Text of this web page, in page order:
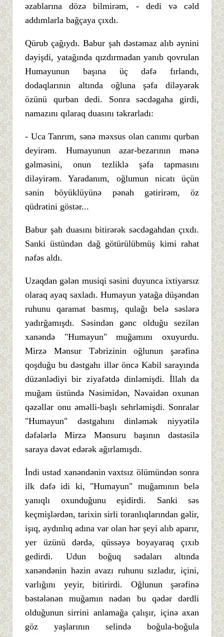
əzablarına dözə bilmirəm, - dedi və cəld
addımlarla bağçaya çıxdı.
Qürub çağıydı. Babur şah dəstəmaz alıb əynini
dəyişdi, yatağında qızdırmadan yanıb qovrulan
Humayunun başına üç dəfə fırlandı,
dodaqlarının altında oğluna şəfa diləyərək
özünü qurban dedi. Sonra səcdəgaha girdi,
namazını qılaraq duasını təkrarladı:
- Uca Tanrım, sənə məxsus olan canımı qurban
deyirəm. Humayunun azar-bezarının mənə
gəlməsini, onun tezliklə şəfa tapmasını
diləyirəm. Yaradanım, oğlumun nicatı üçün
sənin böyüklüyünə pənah gətirirəm, öz
qüdrətini göstər...
Babur şah duasını bitirərək səcdəgahdan çıxdı.
Sanki üstündən dağ götürülübmüş kimi rahat
nəfəs aldı.
Uzaqdan gələn musiqi səsini duyunca ixtiyarsız
olaraq ayaq saxladı. Humayun yatağa düşəndən
ruhunu qaramat basmış, qulağı belə səslərə
yadırğamışdı. Səsindən gənc olduğu sezilən
xanəndə "Humayun" muğamını oxuyurdu.
Mirzə Mənsur Təbrizinin oğlunun şərəfinə
qoşduğu bu dəstgahı illər öncə Kabil sarayında
düzənlədiyi bir ziyafətdə dinləmişdi. İllah da
muğam üstündə Nəsimidən, Nəvaidən oxunan
qəzəllər onu əməlli-başlı sehrləmişdi. Sonralar
"Humayun" dəstgahını dinləmək niyyətilə
dəfələrlə Mirzə Mənsuru başının dəstəsilə
saraya dəvət edərək ağırlamışdı.
İndi ustad xanəndənin vaxtsız ölümündən sonra
ilk dəfə idi ki, "Humayun" muğamının belə
yanıqlı oxunduğunu eşidirdi. Sanki səs
keçmişlərdən, tarixin sirli toranlıqlarından gəlir,
işıq, aydınlıq adına var olan hər şeyi alıb aparır,
yer üzünü dərdə, qüssəyə boyayaraq çıxıb
gedirdi. Udun boğuq sədaları altında
xanəndənin həzin avazı ruhunu sızladır, içini,
varlığını yeyir, bitirirdi. Oğlunun şərəfinə
bəstələnən muğamın nədən bu qədər dərdli
olduğunun sirrini anlamağa çalışır, içinə axan
göz yaşlarının selində boğula-boğula